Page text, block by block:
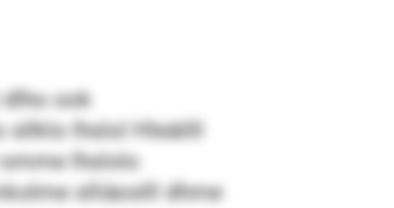
ook
sllklo lhslol Hleäilll
lhslolo
slliäoslll dhme